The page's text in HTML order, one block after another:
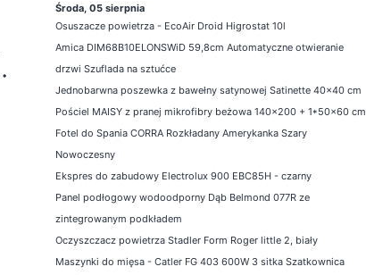
•
Środa, 05 sierpnia
Osuszacze powietrza - EcoAir Droid Higrostat 10l
Amica DIM68B10ELONSWiD 59,8cm Automatyczne otwieranie
drzwi Szuflada na sztućce
Jednobarwna poszewka z bawełny satynowej Satinette 40x40 cm
Pościel MAISY z pranej mikrofibry beżowa 140x200 + 1*50x60 cm
Fotel do Spania CORRA Rozkładany Amerykanka Szary
Nowoczesny
Ekspres do zabudowy Electrolux 900 EBC85H - czarny
Panel podłogowy wodoodporny Dąb Belmond 077R ze
zintegrowanym podkładem
Oczyszczacz powietrza Stadler Form Roger little 2, biały
Maszynki do mięsa - Catler FG 403 600W 3 sitka Szatkownica